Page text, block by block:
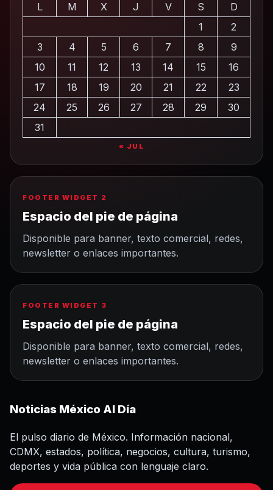
L
M X J V S
D
1
2
3
4 5 6 7 8
9
10
11 12 13 14 15
16
17
18 19 20 21 22
23
24
25 26 27 28 29
30
31
« JUL
FOOTER WIDGET 2
Espacio del pie de página
Disponible para banner, texto comercial, redes,
newsletter o enlaces importantes.
FOOTER WIDGET 3
Espacio del pie de página
Disponible para banner, texto comercial, redes,
newsletter o enlaces importantes.
Noticias México Al Día
El pulso diario de México. Información nacional,
CDMX, estados, política, negocios, cultura, turismo,
deportes y vida pública con lenguaje claro.